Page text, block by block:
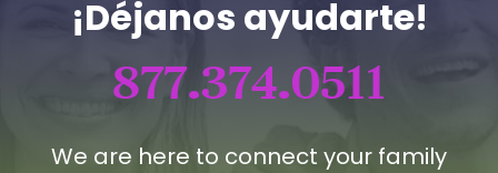
¡Déjanos ayudarte!
877.374.0511
We are here to connect your family